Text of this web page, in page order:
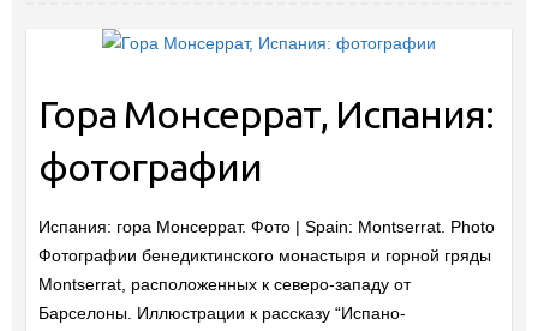
Гора Монсеррат, Испания:
фотографии
Испания: гора Монсеррат. Фото | Spain: Montserrat. Photo
Фотографии бенедиктинского монастыря и горной гряды
Montserrat, расположенных к северо-западу от
Барселоны. Иллюстрации к рассказу “Испано-